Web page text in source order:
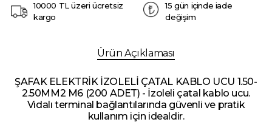
10000 TL üzeri ücretsiz
kargo
15 gün içinde iade
değişim
Ürün Açıklaması
ŞAFAK ELEKTRİK İZOLELİ ÇATAL KABLO UCU 1.50-
2.50MM2 M6 (200 ADET) - İzoleli çatal kablo ucu.
Vidalı terminal bağlantılarında güvenli ve pratik
kullanım için idealdir.